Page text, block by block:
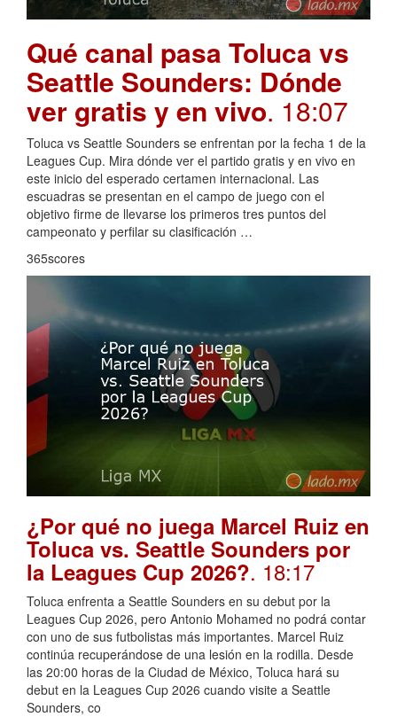
Qué canal pasa Toluca vs
Seattle Sounders: Dónde
ver gratis y en vivo. 18:07
Toluca vs Seattle Sounders se enfrentan por la fecha 1 de la
Leagues Cup. Mira dónde ver el partido gratis y en vivo en
este inicio del esperado certamen internacional. Las
escuadras se presentan en el campo de juego con el
objetivo firme de llevarse los primeros tres puntos del
campeonato y perfilar su clasificación …
365scores
¿Por qué no juega Marcel Ruiz en
Toluca vs. Seattle Sounders por
la Leagues Cup 2026?. 18:17
Toluca enfrenta a Seattle Sounders en su debut por la
Leagues Cup 2026, pero Antonio Mohamed no podrá contar
con uno de sus futbolistas más importantes. Marcel Ruiz
continúa recuperándose de una lesión en la rodilla. Desde
las 20:00 horas de la Ciudad de México, Toluca hará su
debut en la Leagues Cup 2026 cuando visite a Seattle
Sounders, co